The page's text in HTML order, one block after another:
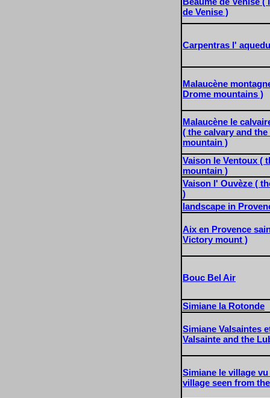
de Venise )
Carpentras l'
Malaucène
Drome mountains )
Malaucène le
( the calvary and the
mountain )
Vaison le Ventoux (
mountain )
Vaison l' Ouvèze (
)
landscape in
Aix en Provence
Victory mount )
Bouc Bel Air
Simiane la Rotonde
Simiane Valsaintes
Valsainte and the
Simiane le village
village seen from